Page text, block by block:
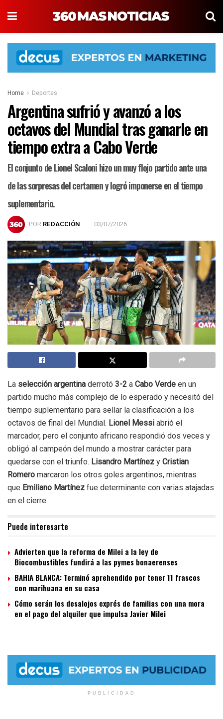
Home Deportes
Argentina sufrió y avanzó a los
octavos del Mundial tras ganarle en
tiempo extra a Cabo Verde
El conjunto de Lionel Scaloni hizo un muy flojo partido ante una
de las sorpresas del certamen y logró imponerse en el tiempo
suplementario.
POR REDACCIÓN 03/07/2026
La selección argentina derrotó 3-2 a Cabo Verde en un
partido mucho más complejo de lo esperado y necesitó del
tiempo suplementario para sellar la clasificación a los
octavos de final del Mundial. Lionel Messi abrió el
marcador, pero el conjunto africano respondió dos veces y
obligó al campeón del mundo a mostrar carácter para
quedarse con el triunfo. Lisandro Martínez y Cristian
Romero marcaron los otros goles argentinos, mientras
que Emiliano Martínez fue determinante con varias atajadas
en el cierre.
Puede interesarte
Advierten que la reforma de Milei a la ley de
Biocombustibles fundirá a las pymes bonaerenses
BAHIA BLANCA: Terminó aprehendido por tener 11 frascos
con marihuana en su casa
Cómo serán los desalojos exprés de familias con una mora
en el pago del alquiler que impulsa Javier Milei
PUBLICIDAD